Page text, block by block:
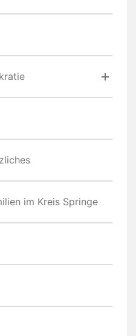
im Kreis Springe